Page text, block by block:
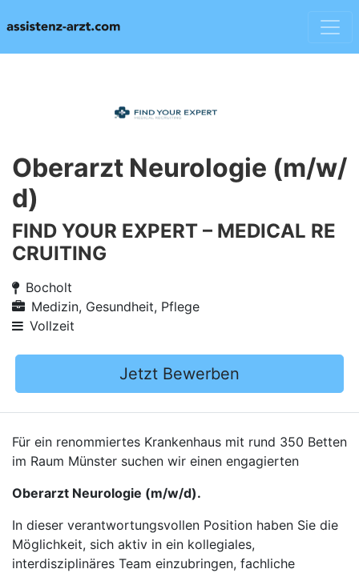
Oberarzt Neurologie (m/w/
d)
FIND YOUR EXPERT – MEDICAL RE
CRUITING
Bocholt
Medizin, Gesundheit, Pflege
Vollzeit
Jetzt Bewerben
Für ein renommiertes Krankenhaus mit rund 350 Betten
im Raum Münster suchen wir einen engagierten
Oberarzt Neurologie (m/w/d).
In dieser verantwortungsvollen Position haben Sie die
Möglichkeit, sich aktiv in ein kollegiales,
interdisziplinäres Team einzubringen, fachliche